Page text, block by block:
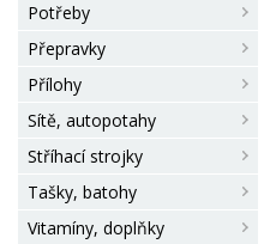
Potřeby
Přepravky
Přílohy
Sítě, autopotahy
Stříhací strojky
Tašky, batohy
Vitamíny, doplňky